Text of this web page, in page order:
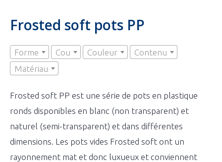
Frosted soft pots PP
Forme Cou Couleur
Contenu
Matériau
Frosted soft PP est une série de pots en plastique
ronds disponibles en blanc (non transparent) et
naturel (semi-transparent) et dans différentes
dimensions. Les pots vides Frosted soft ont un
rayonnement mat et donc luxueux et conviennent